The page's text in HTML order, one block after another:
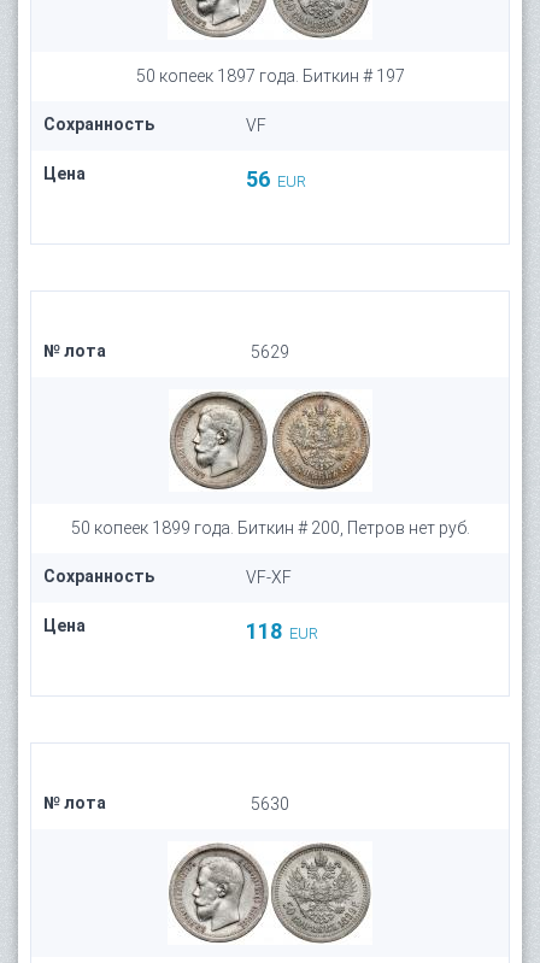
50 копеек 1897 года. Биткин # 197
Сохранность VF
Цена 56 EUR
№ лота 5629
50 копеек 1899 года. Биткин # 200, Петров нет руб.
Сохранность VF-XF
Цена 118 EUR
№ лота 5630